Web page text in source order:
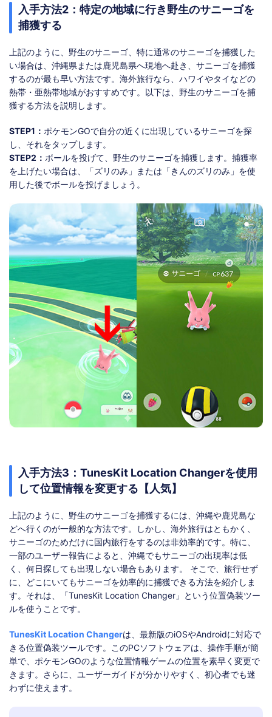
入手方法2：特定の地域に行き野生のサニーゴを
捕獲する
上記のように、野生のサニーゴ、特に通常のサニーゴを捕獲した
い場合は、沖縄県または鹿児島県へ現地へ赴き、サニーゴを捕獲
するのが最も早い方法です。海外旅行なら、ハワイやタイなどの
熱帯・亜熱帯地域がおすすめです。以下は、野生のサニーゴを捕
獲する方法を説明します。
STEP1： ポケモンGOで自分の近くに出現しているサニーゴを探
し、それをタップします。
STEP2： ボールを投げて、野生のサニーゴを捕獲します。捕獲率
を上げたい場合は、「ズリのみ」または「きんのズリのみ」を使
用した後でボールを投げましょう。
入手方法3：TunesKit Location Changerを使用
して位置情報を変更する【人気】
上記のように、野生のサニーゴを捕獲するには、沖縄や鹿児島な
どへ行くのが一般的な方法です。しかし、海外旅行はともかく、
サニーゴのためだけに国内旅行をするのは非効率的です。特に、
一部のユーザー報告によると、沖縄でもサニーゴの出現率は低
く、何日探しても出現しない場合もあります。 そこで、旅行せず
に、どこにいてもサニーゴを効率的に捕獲できる方法を紹介しま
す。それは、「TunesKit Location Changer」という位置偽装ツー
ルを使うことです。
TunesKit Location Changerは、最新版のiOSやAndroidに対応で
きる位置偽装ツールです。このPCソフトウェアは、操作手順が簡
単で、ポケモンGOのような位置情報ゲームの位置を素早く変更で
きます。さらに、ユーザーガイドが分かりやすく、初心者でも迷
わずに使えます。